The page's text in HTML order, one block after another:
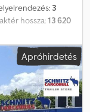
3
hossza:13 620
55 R22,5,
6460 kg, DIN EN
620 mm x 2 480
térfogata: 101 m³,
2x7 tűs
Apróhirdetés